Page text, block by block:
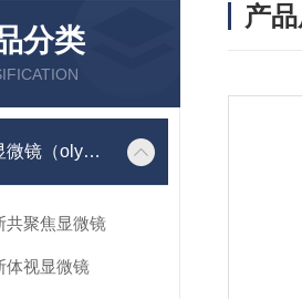
分类
奥林巴斯显微镜（olympus）
共聚焦显微镜
体视显微镜
产